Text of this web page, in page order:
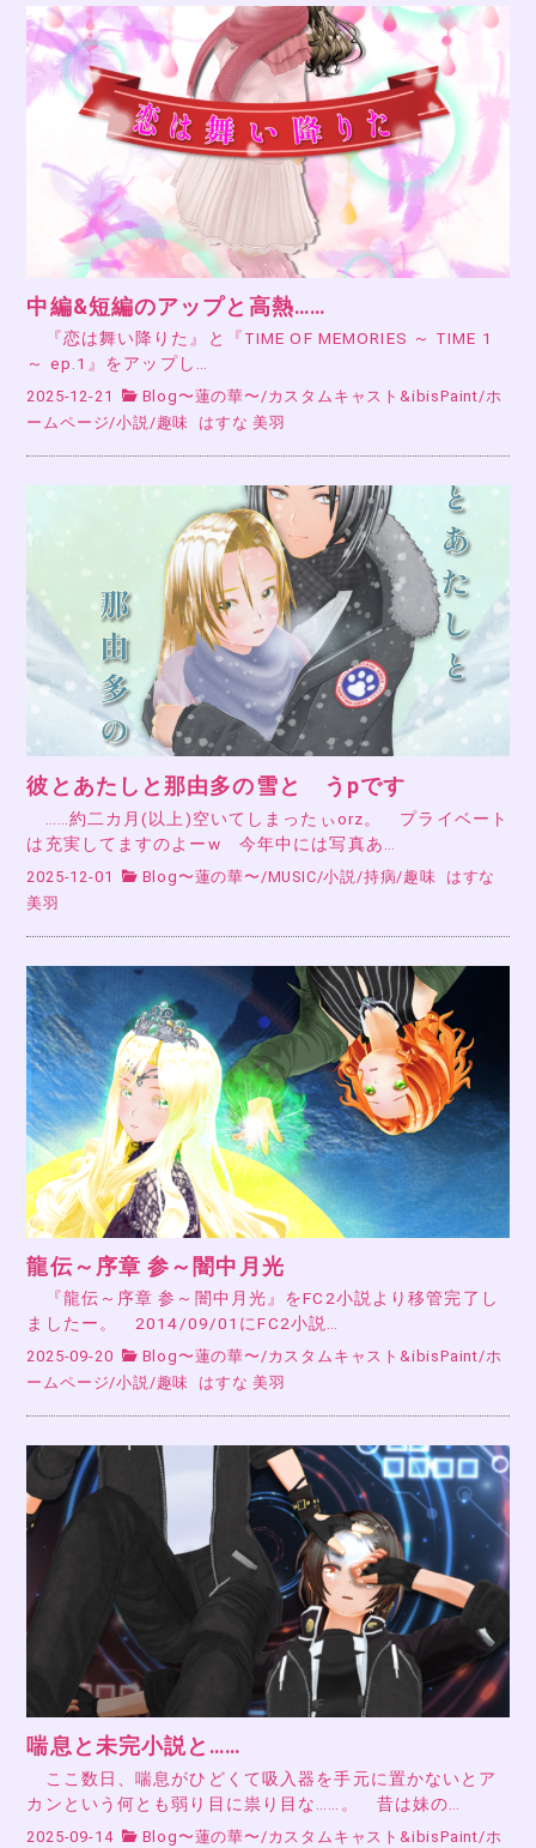
中編&短編のアップと高熱……
『恋は舞い降りた』と『TIME OF MEMORIES ～ TIME 1
～ ep.1』をアップし…
2025-12-21 Blog〜蓮の華〜/カスタムキャスト&ibisPaint/ホ
ームページ/小説/趣味 はすな 美羽
彼とあたしと那由多の雪と うpです
……約二カ月(以上)空いてしまったぃorz。 プライベート
は充実してますのよーw 今年中には写真あ…
2025-12-01 Blog〜蓮の華〜 /MUSIC/小説 /持病/趣味
はすな
美羽
龍伝～序章 参～闇中月光
『龍伝～序章 参～闇中月光』をFC2小説より移管完了し
ましたー。 2014/09/01にFC2小説…
2025-09-20 Blog〜蓮の華〜/カスタムキャスト&ibisPaint/ホ
ームページ/小説/趣味 はすな 美羽
喘息と未完小説と……
ここ数日、喘息がひどくて吸入器を手元に置かないとア
カンという何とも弱り目に祟り目な……。 昔は妹の…
2025-09-14 Blog〜蓮の華〜/カスタムキャスト&ibisPaint/ホ